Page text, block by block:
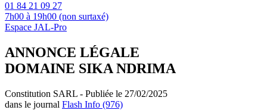
01 84 21 09 27
7h00 à 19h00 (non surtaxé)
Espace JAL-Pro
ANNONCE LÉGALE
DOMAINE SIKA NDRIMA
Constitution SARL - Publiée le 27/02/2025
dans le journal Flash Info (976)